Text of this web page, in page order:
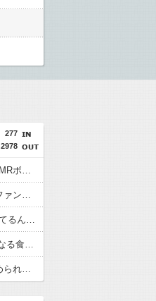
277
2978
【VTuber】望月ほぐの、10万人記念グッズ＆ASMRボイス販売開始！『保健室で何も起こらないはずがない』『嘘だろ…ほぐほぐ…』【8/22(土)23:59まで】
【VTuber】神楽めあのマネージャー、本人に「ファンクラブ更新して」と頼み続ける → なぜか自分も記事を書くことになってしまう
【にじさんじ】委員長、Claude Codeまで手出してるんか…『もう何でも作れそうやな』
【うおむすめ】ニジマス、サワラが1番美味しくなる食べ方を公開『西京焼きめっっっちゃ美味いよね！』『赤味噌なんですね』
【VTuber】ピエ郎、二次創作のため全身図を求められる→「いつから俺に下半身があると錯覚していた…？」